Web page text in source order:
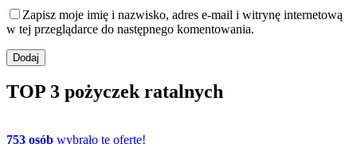
Zapisz moje imię i nazwisko, adres e-mail i witrynę internetową
w tej przeglądarce do następnego komentowania.
TOP 3 pożyczek ratalnych
753 osób wybrało tę ofertę!